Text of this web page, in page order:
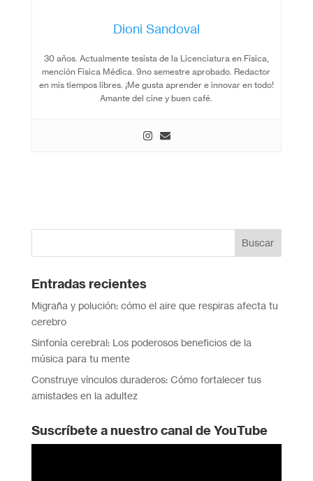
Dioni Sandoval
30 años. Actualmente tesista de la Licenciatura en Física,
mención Física Médica. 9no semestre aprobado. Redactor
en mis tiempos libres. ¡Me gusta aprender e innovar en todo!
Amante del cine y buen café.
Entradas recientes
Migraña y polución: cómo el aire que respiras afecta tu
cerebro
Sinfonía cerebral: Los poderosos beneficios de la
música para tu mente
Construye vínculos duraderos: Cómo fortalecer tus
amistades en la adultez
Suscríbete a nuestro canal de YouTube